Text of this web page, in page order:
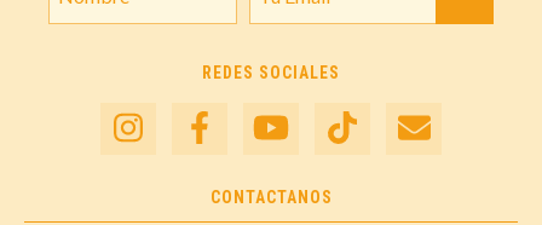
REDES SOCIALES
CONTACTANOS